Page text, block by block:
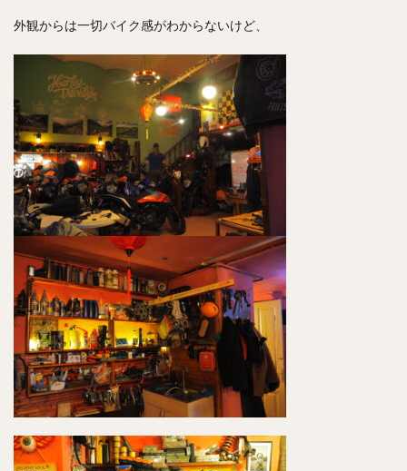
外観からは一切バイク感がわからないけど、